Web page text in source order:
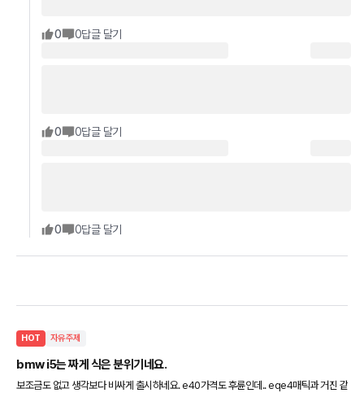
0 0답글 달기
0 0답글 달기
0 0답글 달기
HOT 자유주제
bmw i5는 짜게 식은 분위기네요.
보조금도 없고 생각보다 비싸게 출시하네요. e40가격도 후륜인데.. eqe4매틱과 거진 같